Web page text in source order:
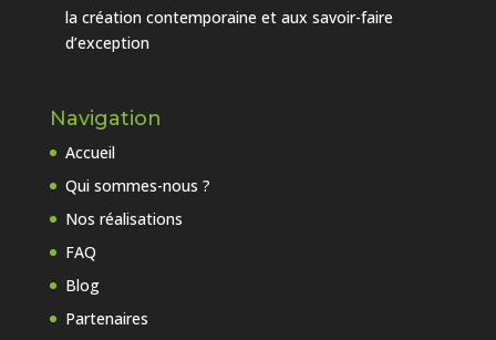
la création contemporaine et aux savoir-faire
d’exception
Navigation
Accueil
Qui sommes-nous ?
Nos réalisations
FAQ
Blog
Partenaires